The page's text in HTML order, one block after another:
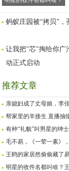
王一博的摩托大王不算
啥，肖战的有点过分了
蚂蚁庄园被“拷贝”
让我把"芯"掏给你广
动正式启动
推荐文章
亲媳妇成了丈母娘，李
帮家里的羊接生 直播抽
有种“礼貌”叫男星的绅
毛不易，《一荤一素》
王鸥的家居然偷偷藏了
明星的收件名都叫啥？